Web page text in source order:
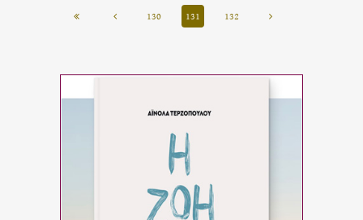
130 131 132